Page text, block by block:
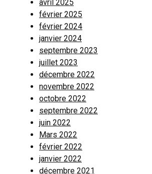
avril 2025
février 2025
février 2024
janvier 2024
septembre 2023
juillet 2023
décembre 2022
novembre 2022
octobre 2022
septembre 2022
juin 2022
Mars 2022
février 2022
janvier 2022
décembre 2021